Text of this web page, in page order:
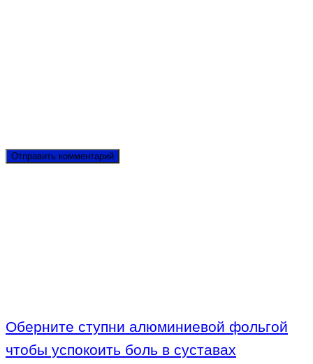
Оберните ступни алюминиевой фольгой
чтобы успокоить боль в суставах